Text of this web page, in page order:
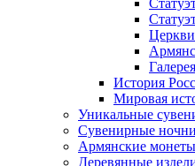
История
Мировая
Уникальные
Сувенирные
Армянские монеты
Деревянные